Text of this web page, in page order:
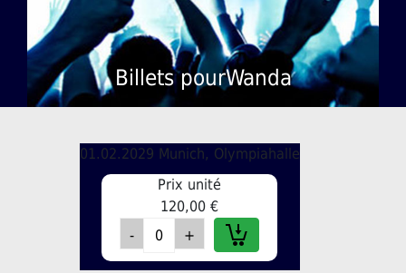
Billets pourWanda
01.02.2029 Munich, Olympiahalle
Prix unité
120,00 €